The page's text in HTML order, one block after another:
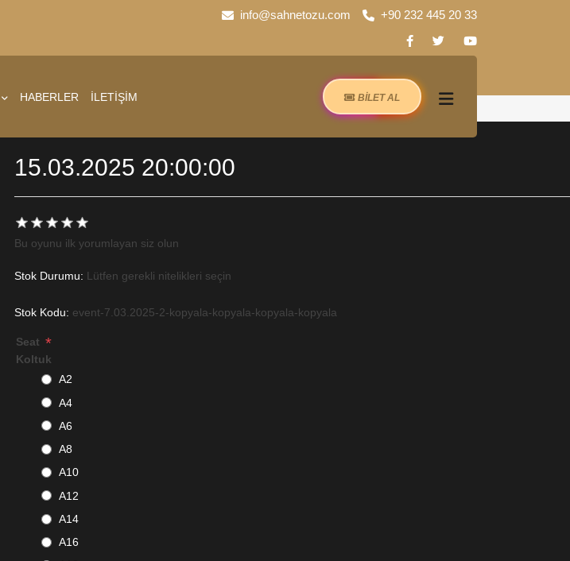
info@sahnetozu.com +90 232 445 20 33
HABERLER İLETİŞİM BİLET AL
15.03.2025 20:00:00
Bu oyunu ilk yorumlayan siz olun
Stok Durumu: Lütfen gerekli nitelikleri seçin
Stok Kodu: event-7.03.2025-2-kopyala-kopyala-kopyala-kopyala
Seat *
Koltuk
A2
A4
A6
A8
A10
A12
A14
A16